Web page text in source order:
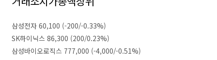
삼성전자 60,100 (-200/-0.33%)
SK하이닉스 86,300 (200/0.23%)
삼성바이오로직스 777,000 (-4,000/-0.51%)